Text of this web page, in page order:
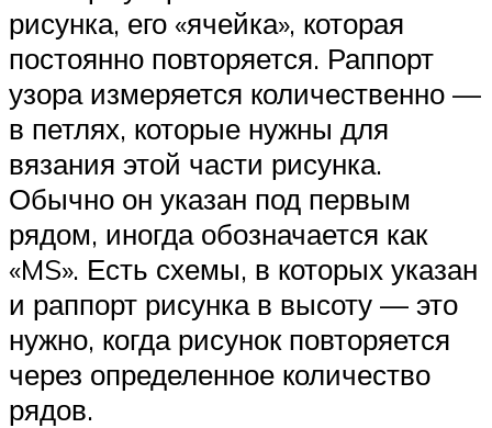
рисунка, его «ячейка», которая
постоянно повторяется. Раппорт
узора измеряется количественно —
в петлях, которые нужны для
вязания этой части рисунка.
Обычно он указан под первым
рядом, иногда обозначается как
«MS». Есть схемы, в которых указан
и раппорт рисунка в высоту — это
нужно, когда рисунок повторяется
через определенное количество
рядов.